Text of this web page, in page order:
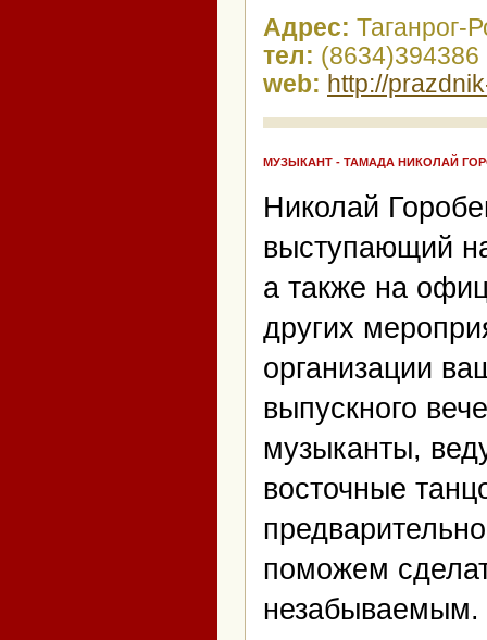
Адрес: Таганрог-
тел: (8634)394386
web: http://
МУЗЫКАНТ - ТАМАДА НИКОЛАЙ
Николай
выступающий
а также на
других
организации
выпускного
музыканты,
восточные
поможем
незабываемым.